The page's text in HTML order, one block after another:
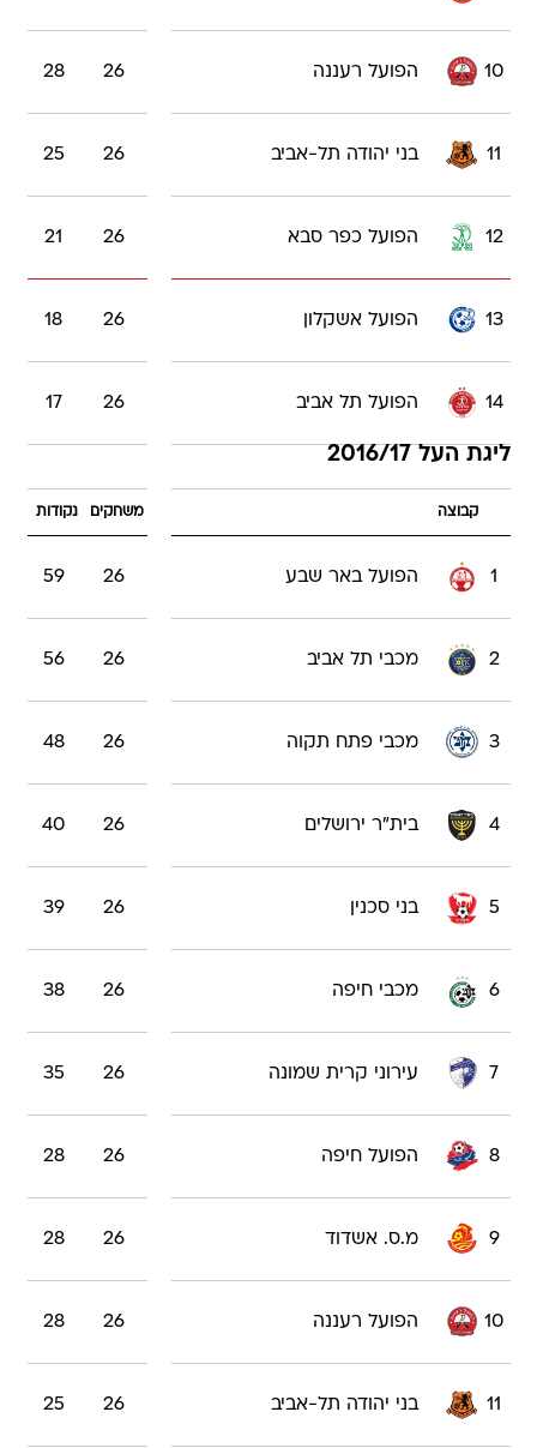
10 הפועל רעננה 26
28
11 בני יהודה תל-אביב 26
25
12 הפועל כפר סבא 26
21
13 הפועל אשקלון 26
18
14 הפועל תל אביב 26
17
ליגת העל 2016/17
קבוצה משחקים נקודות
1 הפועל באר שבע 26
59
2 מכבי תל אביב 26
56
3 מכבי פתח תקוה 26
48
4 בית"ר ירושלים 26
40
5 בני סכנין 26
39
6 מכבי חיפה 26
38
7 עירוני קרית שמונה 26
35
8 הפועל חיפה 26
28
9 מ.ס. אשדוד 26
28
10 הפועל רעננה 26
28
11 בני יהודה תל-אביב 26
25